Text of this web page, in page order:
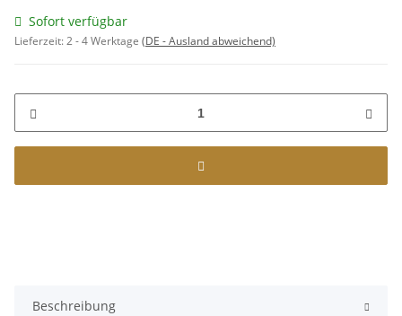
Sofort verfügbar
Lieferzeit:2 - 4 Werktage (DE - Ausland abweichend)
Beschreibung